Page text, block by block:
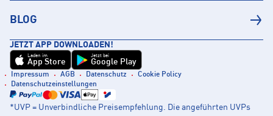
BLOG
JETZT APP DOWNLOADEN!
Laden im
App Store
Jetzt bei
Google Play
Impressum AGB Datenschutz
Cookie Policy
Datenschutzeinstellungen
*UVP = Unverbindliche Preisempfehlung. Die angeführten UVPs